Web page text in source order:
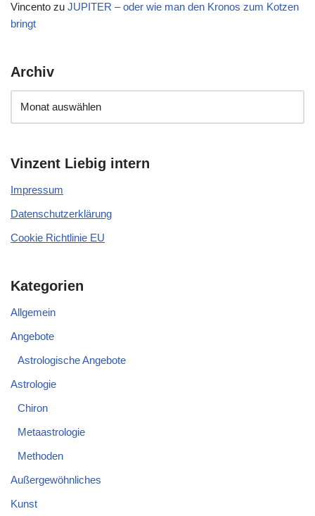
Vincento zu JUPITER – oder wie man den Kronos zum Kotzen
bringt
Archiv
Vinzent Liebig intern
Impressum
Datenschutzerklärung
Cookie Richtlinie EU
Kategorien
Allgemein
Angebote
Astrologische Angebote
Astrologie
Chiron
Metaastrologie
Methoden
Außergewöhnliches
Kunst